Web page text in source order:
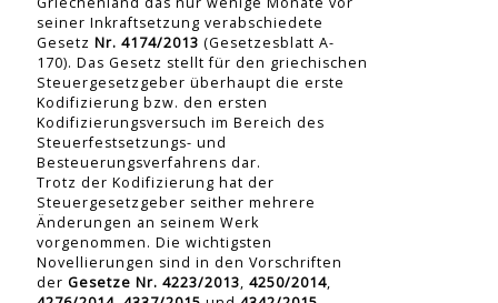
seiner Inkraftsetzung verabschiedete
Gesetz Nr. 4174/2013 (Gesetzesblatt A-
170). Das Gesetz stellt für den griechischen
Steuergesetzgeber überhaupt die erste
Kodifizierung bzw. den ersten
Kodifizierungsversuch im Bereich des
Steuerfestsetzungs- und
Besteuerungsverfahrens dar.
Trotz der Kodifizierung hat der
Steuergesetzgeber seither mehrere
Änderungen an seinem Werk
vorgenommen. Die wichtigsten
Novellierungen sind in den Vorschriften
der Gesetze Nr. 4223/2013, 4250/2014,